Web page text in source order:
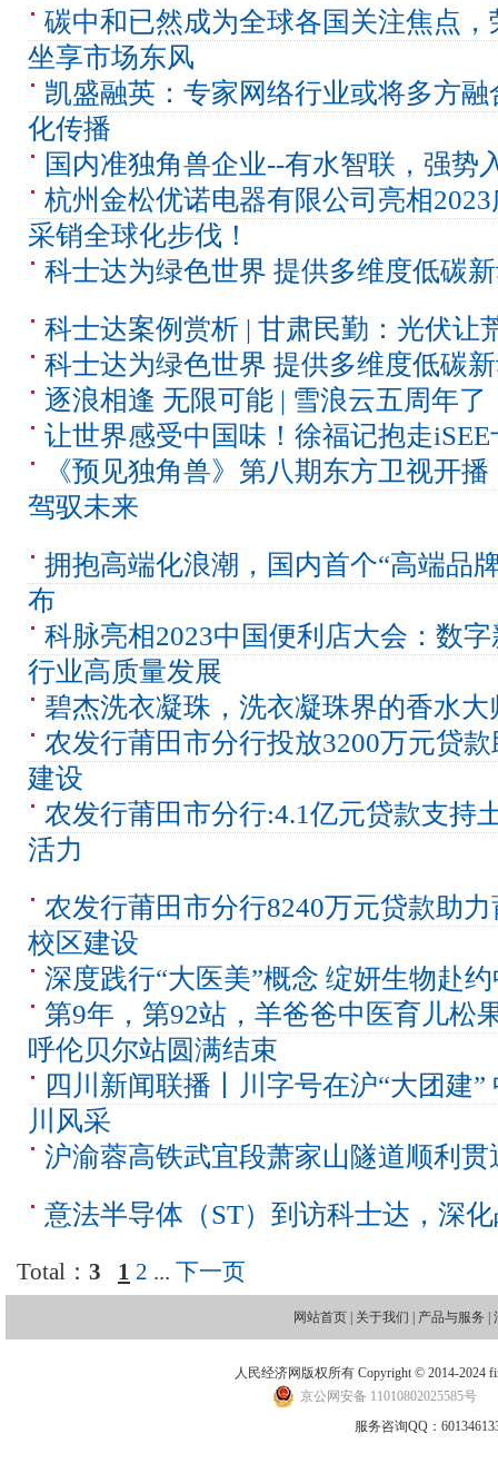
碳中和已然成为全球各国关注焦点
坐享市场东风
凯盛融英：专家网络行业或将多方
化传播
国内准独角兽企业--有水智联，强势
杭州金松优诺电器有限公司亮相
采销全球化步伐！
科士达为绿色世界 提供多维度低碳
科士达案例赏析 | 甘肃民勤：光伏让
科士达为绿色世界 提供多维度低碳
逐浪相逢 无限可能 | 雪浪云五周年了
让世界感受中国味！徐福记抱走
《预见独角兽》第八期东方卫视开
驾驭未来
拥抱高端化浪潮，国内首个“高端品
布
科脉亮相2023中国便利店大会：数
行业高质量发展
碧杰洗衣凝珠，洗衣凝珠界的香水大
农发行莆田市分行投放3200万元贷
建设
农发行莆田市分行:4.1亿元贷款支持
活力
农发行莆田市分行8240万元贷款助
校区建设
深度践行“大医美”概念 绽妍生物赴
第9年，第92站，羊爸爸中医育儿松
呼伦贝尔站圆满结束
四川新闻联播丨川字号在沪“大团建
川风采
沪渝蓉高铁武宜段萧家山隧道顺利贯
意法半导体（ST）到访科士达，深
Total： 3 1 2 ... 下一页
网站首页 关于我们 产品与服务
人民经济网版权所有 Copyright © 2014-2024
京公网安备 11010802025585号
服务咨询QQ：